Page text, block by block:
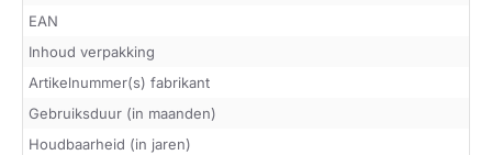
EAN
Inhoud verpakking
Artikelnummer(s) fabrikant
Gebruiksduur (in maanden)
Houdbaarheid (in jaren)